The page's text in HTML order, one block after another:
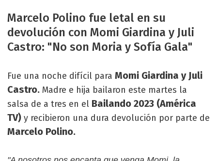
Marcelo Polino fue letal en su
devolución con Momi Giardina y Juli
Castro: "No son Moria y Sofía Gala"
Fue una noche difícil para Momi Giardina y Juli
Castro. Madre e hija bailaron este martes la
salsa de a tres en el Bailando 2023 (América
TV) y recibieron una dura devolución por parte de
Marcelo Polino.